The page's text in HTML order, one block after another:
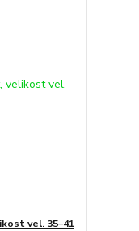
vel. 35–41